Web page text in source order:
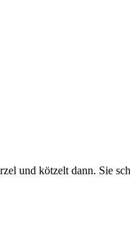
und kötzelt dann. Sie